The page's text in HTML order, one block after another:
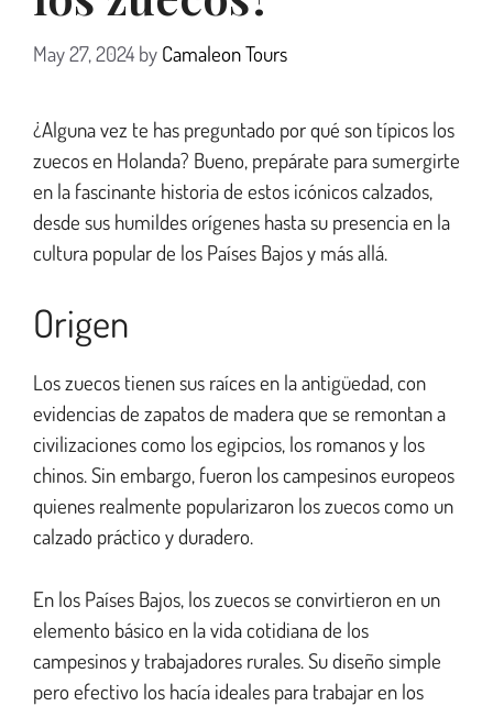
May 27, 2024 by Camaleon Tours
¿Alguna vez te has preguntado por qué son típicos los
zuecos en Holanda? Bueno, prepárate para sumergirte
en la fascinante historia de estos icónicos calzados,
desde sus humildes orígenes hasta su presencia en la
cultura popular de los Países Bajos y más allá.
Origen
Los zuecos tienen sus raíces en la antigüedad, con
evidencias de zapatos de madera que se remontan a
civilizaciones como los egipcios, los romanos y los
chinos. Sin embargo, fueron los campesinos europeos
quienes realmente popularizaron los zuecos como un
calzado práctico y duradero.
En los Países Bajos, los zuecos se convirtieron en un
elemento básico en la vida cotidiana de los
campesinos y trabajadores rurales. Su diseño simple
pero efectivo los hacía ideales para trabajar en los